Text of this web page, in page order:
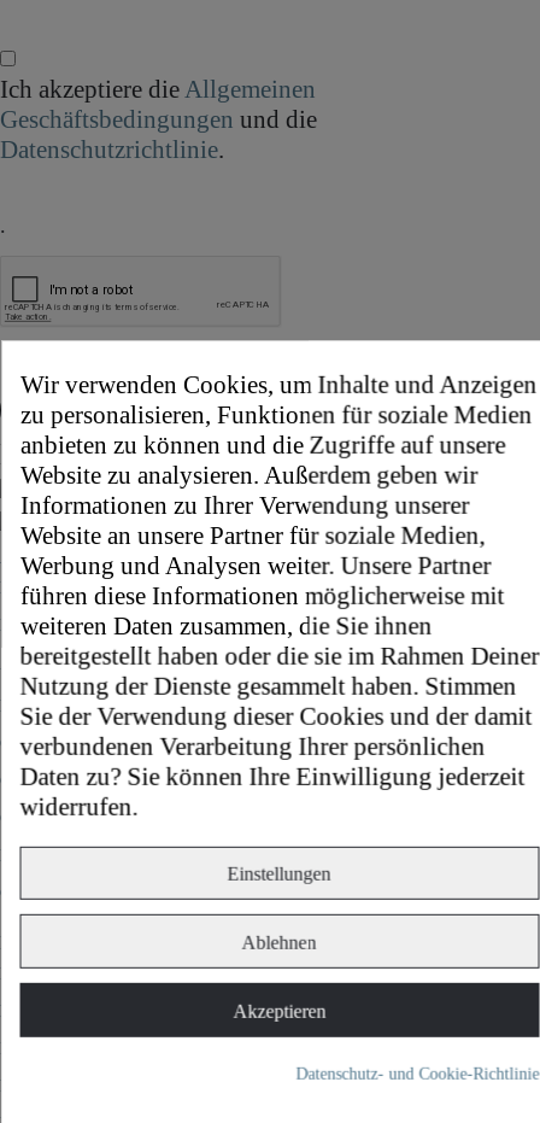
Ich akzeptiere dieAllgemeinen
Geschäftsbedingungen und die
Datenschutzrichtlinie.
.
Widerruf bestätigen
Kostenloser Versand und Rückversand.
Armaturen
Küchenarmaturen
Badarmaturen
Über uns
Manufaktur
Qualitätsversprechen
Garantieversprechen
Geschichte
Nachhaltigkeit
Code of Conduct
Kontakt
Wir verwenden Cookies, um Inhalte und Anzeigen
zu personalisieren, Funktionen für soziale Medien
anbieten zu können und die Zugriffe auf unsere
Website zu analysieren. Außerdem geben wir
Informationen zu Ihrer Verwendung unserer
Website an unsere Partner für soziale Medien,
Werbung und Analysen weiter. Unsere Partner
führen diese Informationen möglicherweise mit
weiteren Daten zusammen, die Sie ihnen
bereitgestellt haben oder die sie im Rahmen Deiner
Nutzung der Dienste gesammelt haben. Stimmen
Sie der Verwendung dieser Cookies und der damit
verbundenen Verarbeitung Ihrer persönlichen
Daten zu? Sie können Ihre Einwilligung jederzeit
widerrufen.
Einstellungen
Ablehnen
Akzeptieren
Datenschutz- und Cookie-Richtlinie